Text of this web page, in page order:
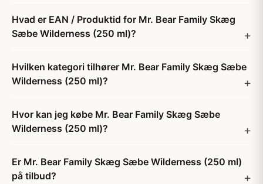
Hvad er EAN / Produktid for Mr. Bear Family Skæg
Sæbe Wilderness (250 ml)?
Hvilken kategori tilhører Mr. Bear Family Skæg Sæbe
Wilderness (250 ml)?
Hvor kan jeg købe Mr. Bear Family Skæg Sæbe
Wilderness (250 ml)?
Er Mr. Bear Family Skæg Sæbe Wilderness (250 ml)
på tilbud?